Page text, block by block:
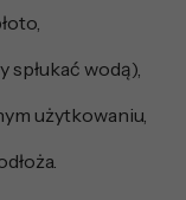
wodą),
użytkowaniu,